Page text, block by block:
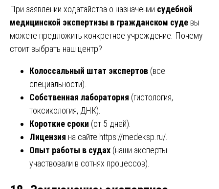
При заявлении ходатайства о назначении судебной
медицинской экспертизы в гражданском суде вы
можете предложить конкретное учреждение. Почему
стоит выбрать наш центр?
Колоссальный штат экспертов (все
специальности).
Собственная лаборатория (гистология,
токсикология, ДНК).
Короткие сроки (от 5 дней).
Лицензия на сайте https://medeksp.ru/
Опыт работы в судах (наши эксперты
участвовали в сотнях процессов).